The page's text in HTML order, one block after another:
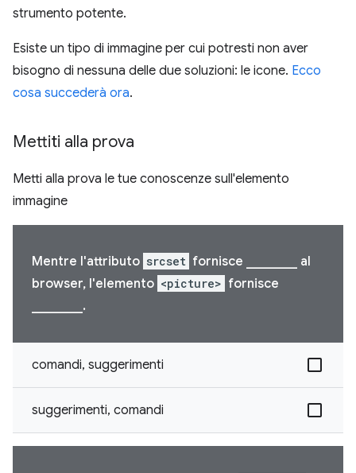
strumento potente.
Esiste un tipo di immagine per cui potresti non aver
bisogno di nessuna delle due soluzioni: le icone. Ecco
cosa succederà ora.
Mettiti alla prova
Metti alla prova le tue conoscenze sull'elemento
immagine
Mentre l'attributo srcset fornisce ________ al
browser, l'elemento <picture> fornisce
________.
comandi, suggerimenti
suggerimenti, comandi